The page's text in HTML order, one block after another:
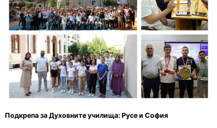
Подкрепа за Духовните училища: Русе и София